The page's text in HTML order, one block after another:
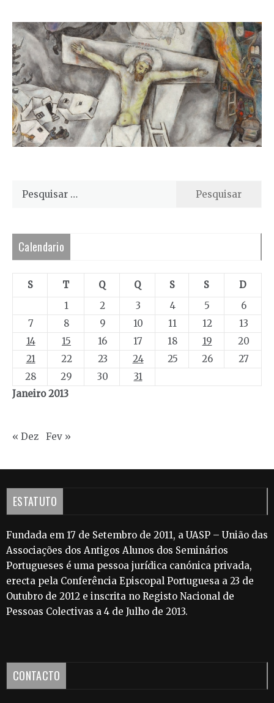
Pesquisar
Calendario
Janeiro 2013
S T Q Q S S
D
1
2 3 4 5
6
7
8 9 10 11 12
13
14
15 16 17 18 19
20
21
22 23 24 25 26
27
28
29 30 31
« Dez Fev »
ESTATUTO
Fundada em 17 de Setembro de 2011, a UASP – União das
Associações dos Antigos Alunos dos Seminários
Portugueses é uma pessoa jurídica canónica privada,
erecta pela Conferência Episcopal Portuguesa a 23 de
Outubro de 2012 e inscrita no Registo Nacional de
Pessoas Colectivas a 4 de Julho de 2013.
CONTACTO